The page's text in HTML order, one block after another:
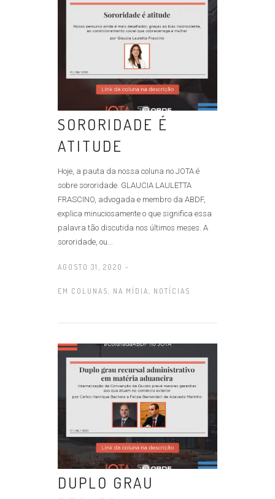
SORORIDADE É
ATITUDE
Hoje, a pauta da nossa coluna no JOTA é
sobre sororidade. GLAUCIA LAULETTA
FRASCINO, advogada e membro da ABDF,
explica minuciosamente o que significa essa
palavra tão discutida nos últimos meses. A
sororidade, ou...
AGOSTO 31, 2020 -
EM COLUNAS NA MÍDIA NOTÍCIAS
DUPLO GRAU